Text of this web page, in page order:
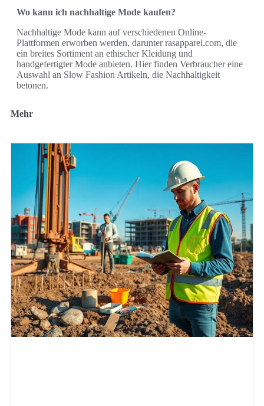
Wo kann ich nachhaltige Mode kaufen?
Nachhaltige Mode kann auf verschiedenen Online-
Plattformen erworben werden, darunter rasapparel.com, die
ein breites Sortiment an ethischer Kleidung und
handgefertigter Mode anbieten. Hier finden Verbraucher eine
Auswahl an Slow Fashion Artikeln, die Nachhaltigkeit
betonen.
Mehr